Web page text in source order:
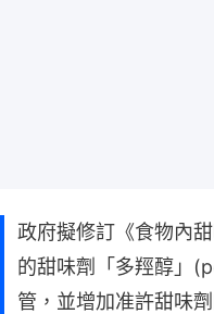
政府擬修訂《食物內
的甜味劑「多羥醇」
管，並增加准許甜味